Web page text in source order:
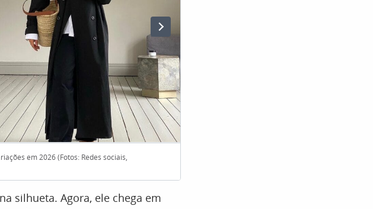
em 2026 (Fotos: Redes sociais,
silhueta. Agora, ele chega em